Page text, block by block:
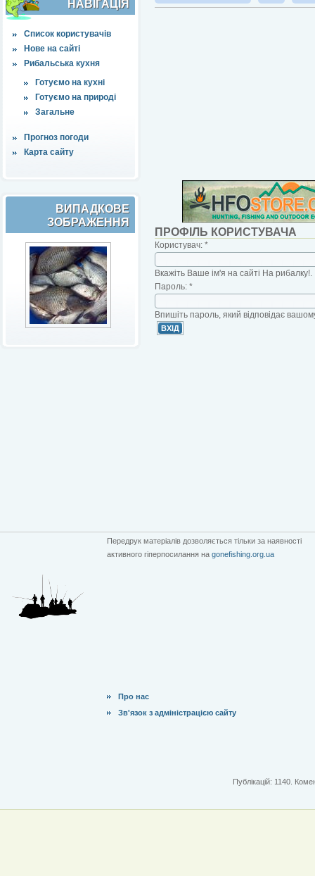
НАВІҐАЦІЯ
Список користувачів
Нове на сайті
Рибальська кухня
Готуємо на кухні
Готуємо на природі
Загальне
Прогноз погоди
Карта сайту
ВИПАДКОВЕ
ЗОБРАЖЕННЯ
ПРОФІЛЬ КОРИСТУВАЧА
Користувач: *
Вкажіть Ваше ім'я на сайті На рибалку!.
Пароль: *
Впишіть пароль, який відповідає
Передрук матеріалів дозволяється тільки за наявності
активного гіперпосилання на gonefishing.org.ua
Про нас
Зв'язок з адміністрацією сайту
Публікацій: 1140.